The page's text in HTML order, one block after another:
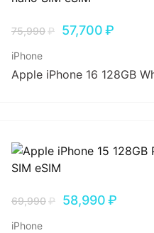
75,990₽ 57,700₽
iPhone
Apple iPhone 16 128GB
69,990₽ 58,990₽
iPhone